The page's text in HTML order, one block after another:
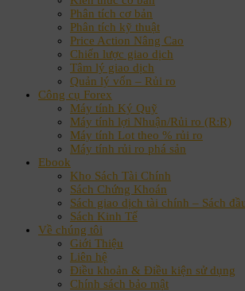
Phân tích cơ bản
Phân tích kỹ thuật
Price Action Nâng Cao
Chiến lược giao dịch
Tâm lý giao dịch
Quản lý vốn – Rủi ro
Công cụ Forex
Máy tính Ký Quỹ
Máy tính lợi Nhuận/Rủi ro (R:R)
Máy tính Lot theo % rủi ro
Máy tính rủi ro phá sản
Ebook
Kho Sách Tài Chính
Sách Chứng Khoán
Sách giao dịch tài chính – Sách
Sách Kinh Tế
Về chúng tôi
Giới Thiệu
Liên hệ
Điều khoản & Điều kiện sử dụng
Chính sách bảo mật